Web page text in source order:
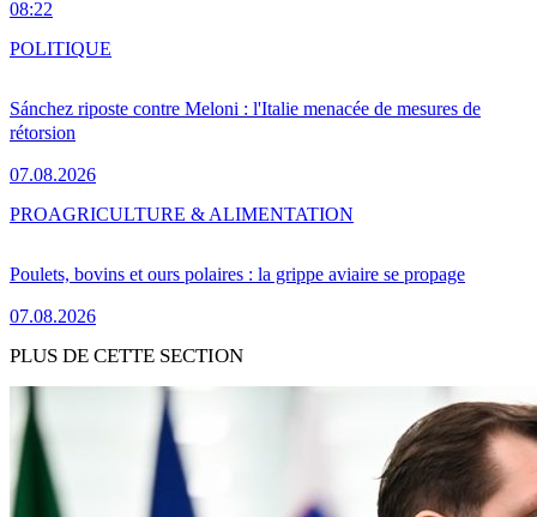
08:22
Sánchez riposte contre Meloni : l'Italie menacée de mesures de
rétorsion
07.08.2026
POLITIQUE
Poulets, bovins et ours polaires : la grippe aviaire se propage
07.08.2026
PROAGRICULTURE & ALIMENTATION
PLUS DE CETTE SECTION